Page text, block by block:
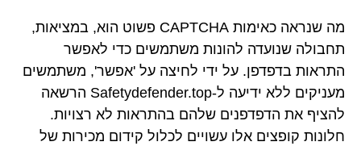
מה שנראה כאימות CAPTCHA פשוט הוא, במציאות,
תחבולה שנועדה להונות משתמשים כדי לאפשר
התראות בדפדפן. על ידי לחיצה על 'אפשר', משתמשים
מעניקים ללא ידיעה ל-Safetydefender.top הרשאה
להציף את הדפדפנים שלהם בהתראות לא רצויות.
חלונות קופצים אלו עשויים לכלול קידום מכירות של